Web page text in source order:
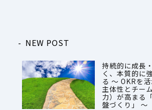
NEW POST
持続的に成長
く、本質的に
る ～ OKRを
主体性とチー
力）が高まる
盤づくり」 ～